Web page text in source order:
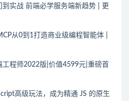
到实战 前端必学服务端新趋势 | 更
从0到1打造商业级编程智能体 |
工程师2022版|价值4599元|重磅首
高级玩法，成为精通 JS 的原生